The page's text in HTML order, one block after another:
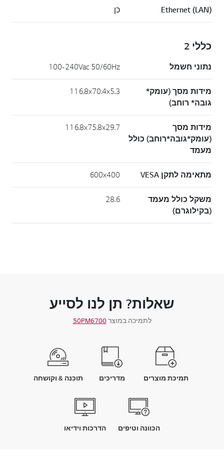
Ethernet (LAN) כן
כללי 2
נתוני חשמל 100-240Vac 50/60Hz
מידות מסך (עומק*
גובה* רוחב)
116.8x70.4x5.3
מידות מסך
(עומק*גובה*רוחב) כולל
מעמד
116.8x75.8x29.7
מתאימה לתקן VESA 600x400
משקל כולל מעמד
(בקילוגרם)
28.6
שאלות? תן לנו לסייע
לתמיכה במוצר50PM6700
תמיכת מוצרים מדריכים תוכנה & וקושחה
הכוונה וטיפים הדרכות וידיאו